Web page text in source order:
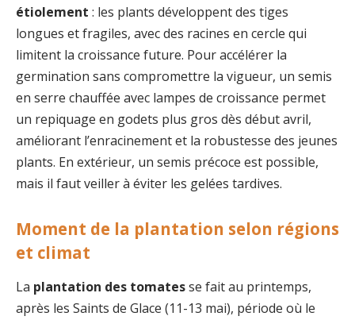
étiolement : les plants développent des tiges
longues et fragiles, avec des racines en cercle qui
limitent la croissance future. Pour accélérer la
germination sans compromettre la vigueur, un semis
en serre chauffée avec lampes de croissance permet
un repiquage en godets plus gros dès début avril,
améliorant l’enracinement et la robustesse des jeunes
plants. En extérieur, un semis précoce est possible,
mais il faut veiller à éviter les gelées tardives.
Moment de la plantation selon régions
et climat
La plantation des tomatesse fait au printemps,
après les Saints de Glace (11-13 mai), période où le